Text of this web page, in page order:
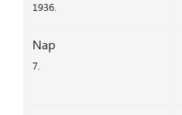
1936.
Nap
7.